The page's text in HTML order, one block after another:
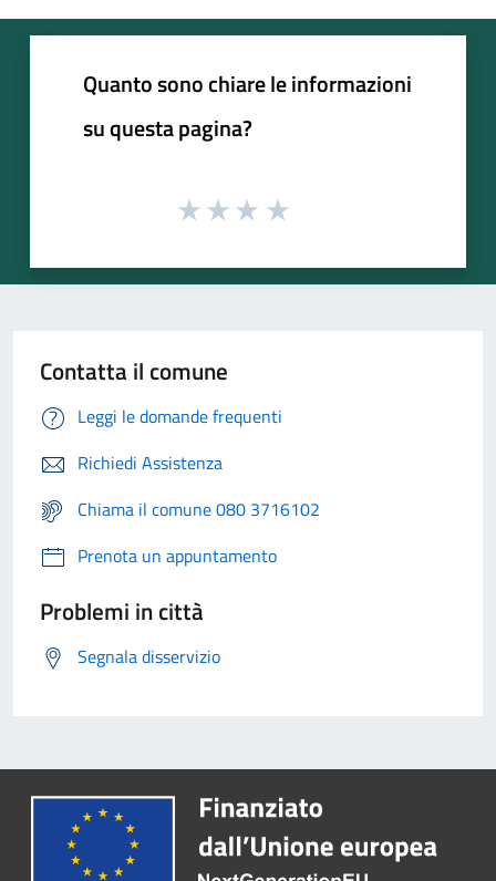
Quanto sono chiare le informazioni
su questa pagina?
Contatta il comune
Leggi le domande frequenti
Richiedi Assistenza
Chiama il comune 080 3716102
Prenota un appuntamento
Problemi in città
Segnala disservizio